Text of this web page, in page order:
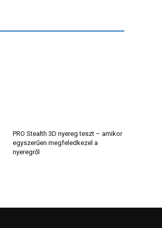
PRO Stealth 3D nyereg teszt – amikor
egyszerűen megfeledkezel a
nyeregről